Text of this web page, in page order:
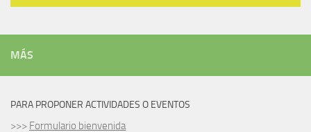
MÁS
PARA PROPONER ACTIVIDADES O EVENTOS
>>> Formulario bienvenida